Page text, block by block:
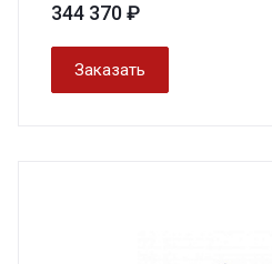
344 370 ₽
Заказать